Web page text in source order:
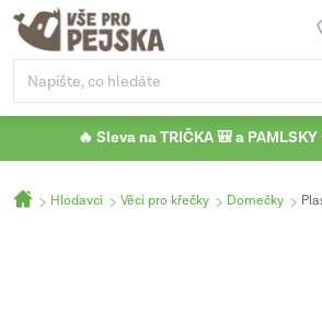
Přejít
obsah
🔥 Sleva na TRIČKA 🎒 a
Domů
Hlodavci Věci pro křečky Domečky